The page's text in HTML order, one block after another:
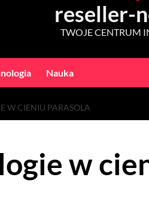
reseller-
TWOJE CENTRUM
Nauka
W CIENIU PARASOLA
w